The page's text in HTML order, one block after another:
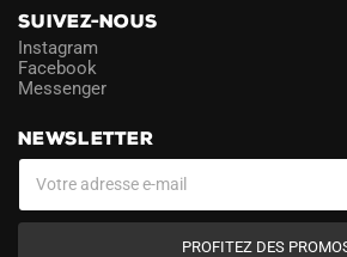
SUIVEZ-NOUS
Instagram
Facebook
Messenger
NEWSLETTER
PROFITEZ DES